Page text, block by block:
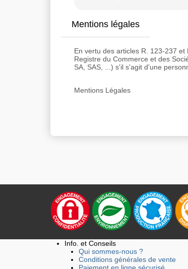
Mentions légales
En vertu des articles R. 123-237
Registre du Commerce et des
SA, SAS, ...) s'il s'agit d'une
Mentions Légales
Info. et Conseils
Qui sommes-nous ?
Conditions générales de vente